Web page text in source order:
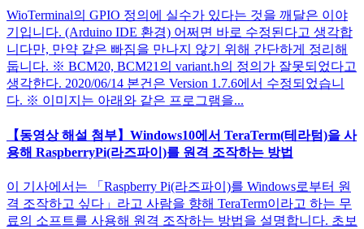
WioTerminal의 GPIO 정의에 실수가 있다는 것을 깨달은 이야
기입니다. (Arduino IDE 환경) 어쩌면 바로 수정된다고 생각합
니다만, 만약 같은 빠짐을 만나지 않기 위해 간단하게 정리해
둡니다. ※ BCM20, BCM21의 variant.h의 정의가 잘못되었다고
생각한다. 2020/06/14 본건은 Version 1.7.6에서 수정되었습니
다. ※ 이미지는 아래와 같은 프로그램을...
【동영상 해설 첨부】Windows10에서 TeraTerm(테라텀)을 사
용해 RaspberryPi(라즈파이)를 원격 조작하는 방법
이 기사에서는 「Raspberry Pi(라즈파이)를 Windows로부터 원
격 조작하고 싶다」라고 사람을 향해 TeraTerm이라고 하는 무
료의 소프트를 사용해 원격 조작하는 방법을 설명합니다. 초보